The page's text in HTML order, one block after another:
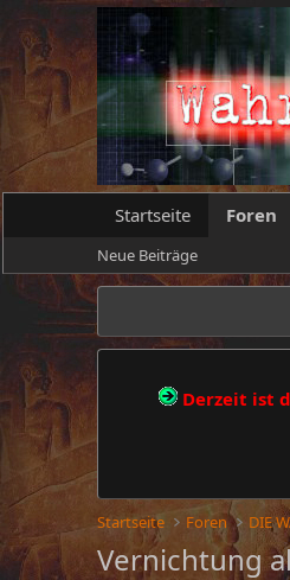
Startseite Foren
Neue Beiträge
Derzeit ist
Startseite Foren DIE
Vernichtung